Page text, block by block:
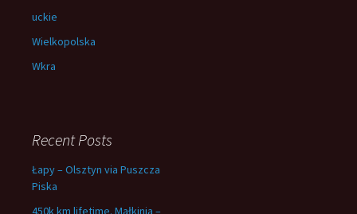
uckie
Wielkopolska
Wkra
Recent Posts
Łapy – Olsztyn via Puszcza
Piska
450k km lifetime. Małkinia –